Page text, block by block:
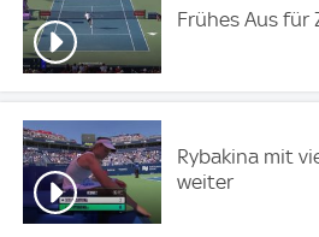
Frühes Aus für
Rybakina mit
weiter